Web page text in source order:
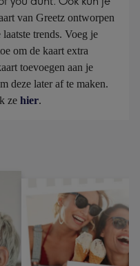
van Greetz ontworpen
trends. Voeg je
om de kaart extra
toevoegen aan je
deze later af te maken.
ze hier.